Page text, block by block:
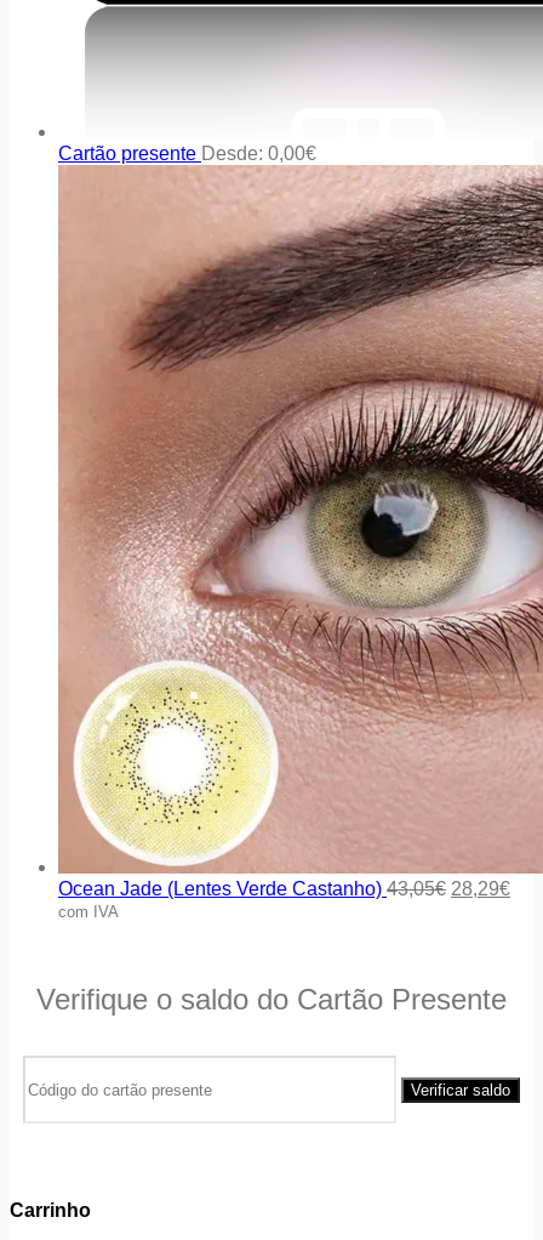
Cartão presente Desde: 0,00€
Ocean Jade (Lentes Verde Castanho) 43,05€ 28,29€
com IVA
Verifique o saldo do Cartão Presente
Carrinho